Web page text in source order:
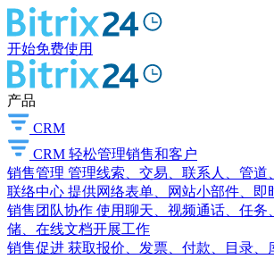
开始免费使用
产品
CRM
CRM 轻松管理销售和客户
销售管理 管理线索、交易、联系人、管道
联络中心 提供网络表单、网站小部件、即
销售团队协作 使用聊天、视频通话、任务
储、在线文档开展工作
销售促进 获取报价、发票、付款、目录、